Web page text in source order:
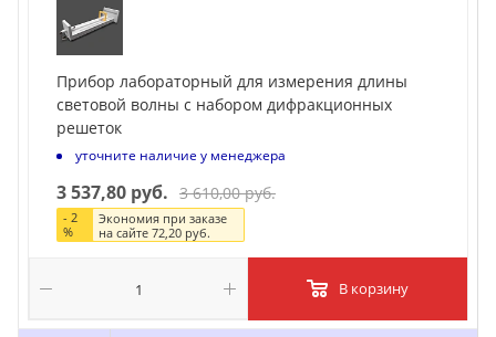
Прибор лабораторный для измерения длины
световой волны с набором дифракционных
решеток
уточните наличие у менеджера
3 537,80 руб. 3 610,00 руб.
- 2
%
Экономия при заказе
на сайте72,20 руб.
В корзину